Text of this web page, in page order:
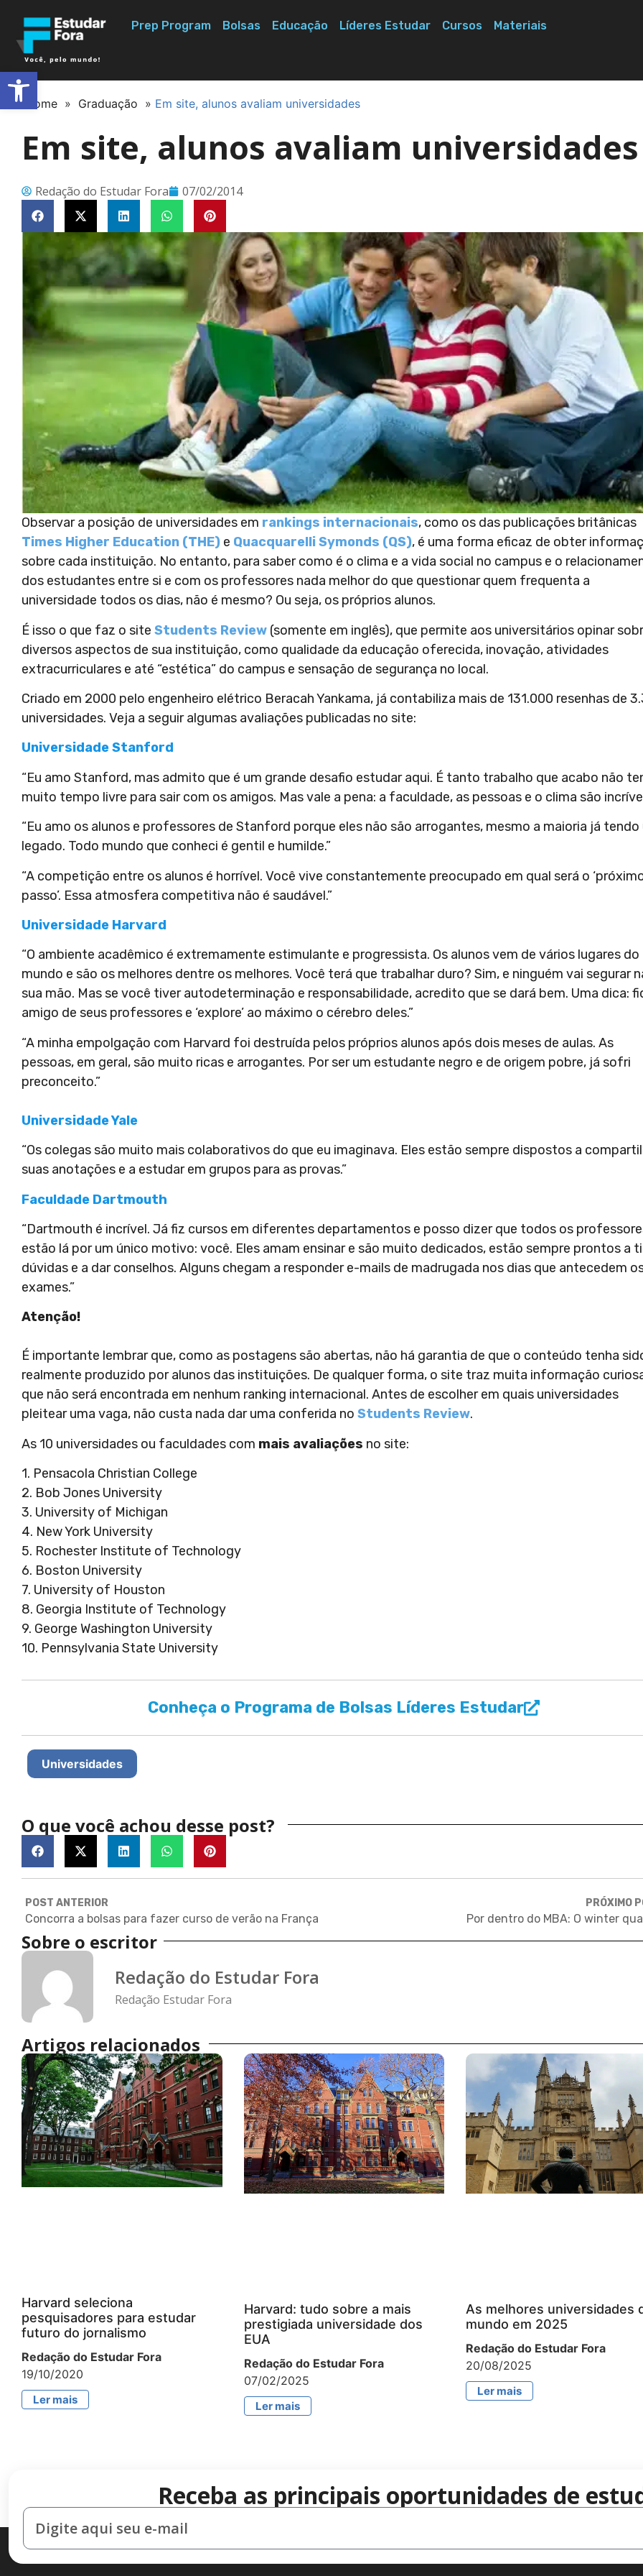
Prep Program Bolsas Educação Líderes Estudar Cursos Materiais
Home » Graduação » Em site, alunos avaliam universidades
Em site, alunos avaliam universidades
Redação do Estudar Fora 07/02/2014
Observar a posição de universidades em rankings internacionais, como os das publicações britânicas
Times Higher Education (THE) e Quacquarelli Symonds (QS), é uma forma eficaz de obter
sobre cada instituição. No entanto, para saber como é o clima e a vida social no campus e o
dos estudantes entre si e com os professores nada melhor do que questionar quem frequenta a
universidade todos os dias, não é mesmo? Ou seja, os próprios alunos.
É isso o que faz o site Students Review (somente em inglês), que permite aos universitários opinar
diversos aspectos de sua instituição, como qualidade da educação oferecida, inovação, atividades
extracurriculares e até “estética” do campus e sensação de segurança no local.
Criado em 2000 pelo engenheiro elétrico Beracah Yankama, já contabiliza mais de 131.000 resenhas de
universidades. Veja a seguir algumas avaliações publicadas no site:
Universidade Stanford
“Eu amo Stanford, mas admito que é um grande desafio estudar aqui. É tanto trabalho que acabo não
muito tempo livre para sair com os amigos. Mas vale a pena: a faculdade, as pessoas e o clima são
“Eu amo os alunos e professores de Stanford porque eles não são arrogantes, mesmo a maioria já tendo
legado. Todo mundo que conheci é gentil e humilde.”
“A competição entre os alunos é horrível. Você vive constantemente preocupado em qual será o
passo’. Essa atmosfera competitiva não é saudável.”
Universidade Harvard
“O ambiente acadêmico é extremamente estimulante e progressista. Os alunos vem de vários lugares do
mundo e são os melhores dentre os melhores. Você terá que trabalhar duro? Sim, e ninguém vai segurar
sua mão. Mas se você tiver autodeterminação e responsabilidade, acredito que se dará bem. Uma dica:
amigo de seus professores e ‘explore’ ao máximo o cérebro deles.”
“A minha empolgação com Harvard foi destruída pelos próprios alunos após dois meses de aulas. As
pessoas, em geral, são muito ricas e arrogantes. Por ser um estudante negro e de origem pobre, já sofri
preconceito.”
Universidade Yale
“Os colegas são muito mais colaborativos do que eu imaginava. Eles estão sempre dispostos a
suas anotações e a estudar em grupos para as provas.”
Faculdade Dartmouth
“Dartmouth é incrível. Já fiz cursos em diferentes departamentos e posso dizer que todos os
estão lá por um único motivo: você. Eles amam ensinar e são muito dedicados, estão sempre prontos a
dúvidas e a dar conselhos. Alguns chegam a responder e-mails de madrugada nos dias que antecedem
exames.”
Atenção!
É importante lembrar que, como as postagens são abertas, não há garantia de que o conteúdo tenha
realmente produzido por alunos das instituições. De qualquer forma, o site traz muita informação
que não será encontrada em nenhum ranking internacional. Antes de escolher em quais universidades
pleitear uma vaga, não custa nada dar uma conferida no Students Review.
As 10 universidades ou faculdades com mais avaliações no site:
1. Pensacola Christian College
2. Bob Jones University
3. University of Michigan
4. New York University
5. Rochester Institute of Technology
6. Boston University
7. University of Houston
8. Georgia Institute of Technology
9. George Washington University
10. Pennsylvania State University
Conheça o Programa de Bolsas Líderes Estudar
Universidades
O que você achou desse post?
POST ANTERIOR
Concorra a bolsas para fazer curso de verão na França
PRÓXIMO
Por dentro do MBA: O winter
Sobre o escritor
Redação do Estudar Fora
Redação Estudar Fora
Artigos relacionados
Harvard seleciona
pesquisadores para estudar
futuro do jornalismo
Redação do Estudar Fora
19/10/2020
Ler mais
Harvard: tudo sobre a mais
prestigiada universidade dos
EUA
Redação do Estudar Fora
07/02/2025
Ler mais
As melhores universidades
mundo em 2025
Redação do Estudar Fora
20/08/2025
Ler mais
Receba as principais oportunidades de
Abrir a barra de ferramentas